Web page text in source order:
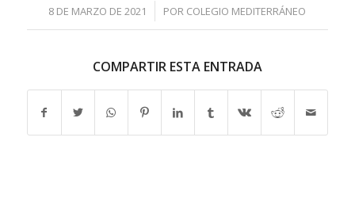
8 DE MARZO DE 2021
/ POR COLEGIO MEDITERRÁNEO
COMPARTIR ESTA ENTRADA